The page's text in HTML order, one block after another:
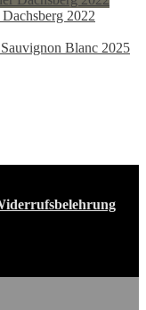
2022
Blanc 2025